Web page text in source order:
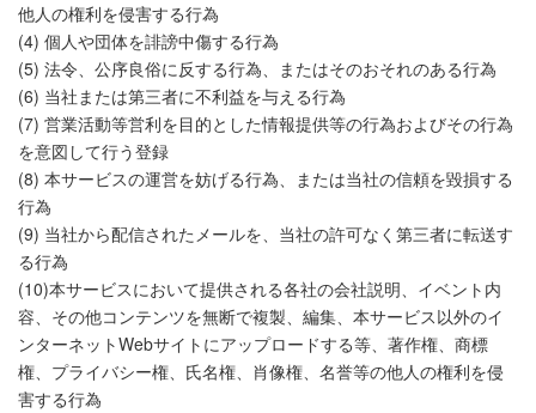
他人の権利を侵害する行為
(4) 個人や団体を誹謗中傷する行為
(5) 法令、公序良俗に反する行為、またはそのおそれのある行為
(6) 当社または第三者に不利益を与える行為
(7) 営業活動等営利を目的とした情報提供等の行為およびその行為
を意図して行う登録
(8) 本サービスの運営を妨げる行為、または当社の信頼を毀損する
行為
(9) 当社から配信されたメールを、当社の許可なく第三者に転送す
る行為
(10)本サービスにおいて提供される各社の会社説明、イベント内
容、その他コンテンツを無断で複製、編集、本サービス以外のイ
ンターネットWebサイトにアップロードする等、著作権、商標
権、プライバシー権、氏名権、肖像権、名誉等の他人の権利を侵
害する行為